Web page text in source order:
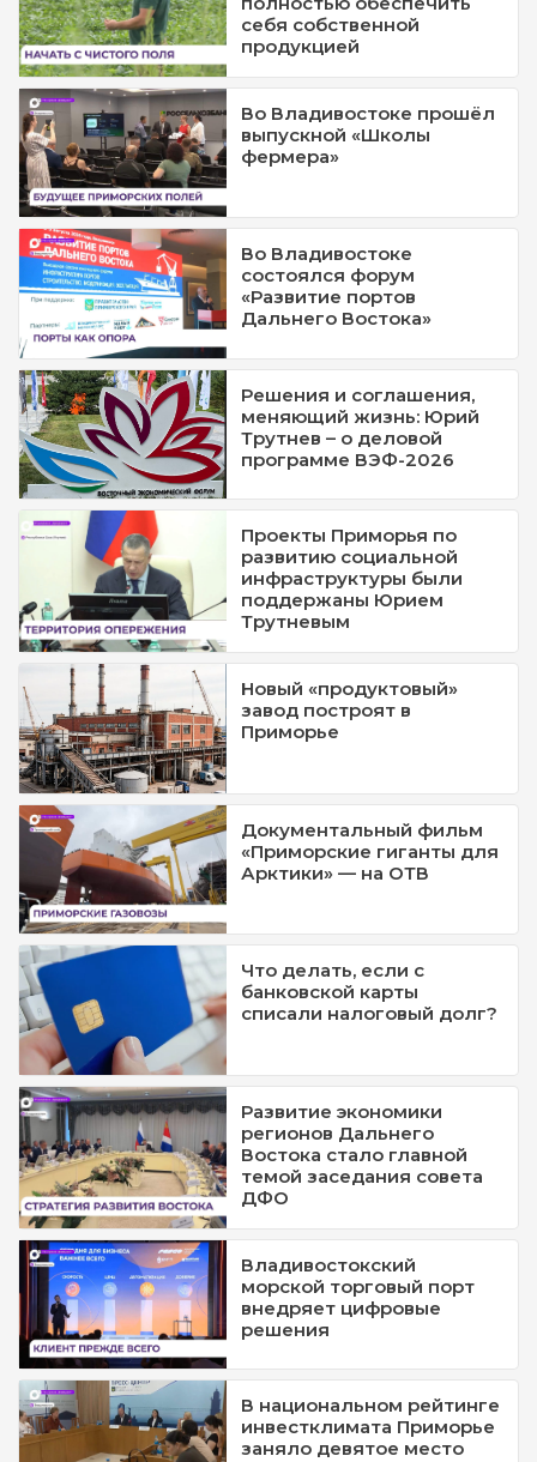
себя собственной
продукцией
Во Владивостоке прошёл
выпускной «Школы
фермера»
Во Владивостоке
состоялся форум
«Развитие портов
Дальнего Востока»
Решения и соглашения,
меняющий жизнь: Юрий
Трутнев – о деловой
программе ВЭФ-2026
Проекты Приморья по
развитию социальной
инфраструктуры были
поддержаны Юрием
Трутневым
Новый «продуктовый»
завод построят в
Приморье
Документальный фильм
«Приморские гиганты для
Арктики» — на ОТВ
Что делать, если с
банковской карты
списали налоговый долг?
Развитие экономики
регионов Дальнего
Востока стало главной
темой заседания совета
ДФО
Владивостокский
морской торговый порт
внедряет цифровые
решения
В национальном рейтинге
инвестклимата Приморье
заняло девятое место